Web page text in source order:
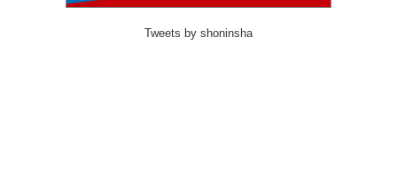
Tweets by shoninsha